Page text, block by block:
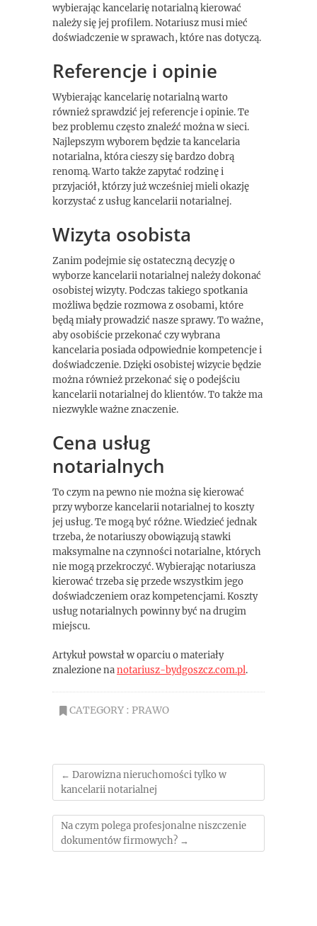
wybierając kancelarię notarialną kierować
należy się jej profilem. Notariusz musi mieć
doświadczenie w sprawach, które nas dotyczą.
Referencje i opinie
Wybierając kancelarię notarialną warto
również sprawdzić jej referencje i opinie. Te
bez problemu często znaleźć można w sieci.
Najlepszym wyborem będzie ta kancelaria
notarialna, która cieszy się bardzo dobrą
renomą. Warto także zapytać rodzinę i
przyjaciół, którzy już wcześniej mieli okazję
korzystać z usług kancelarii notarialnej.
Wizyta osobista
Zanim podejmie się ostateczną decyzję o
wyborze kancelarii notarialnej należy dokonać
osobistej wizyty. Podczas takiego spotkania
możliwa będzie rozmowa z osobami, które
będą miały prowadzić nasze sprawy. To ważne,
aby osobiście przekonać czy wybrana
kancelaria posiada odpowiednie kompetencje i
doświadczenie. Dzięki osobistej wizycie będzie
można również przekonać się o podejściu
kancelarii notarialnej do klientów. To także ma
niezwykle ważne znaczenie.
Cena usług
notarialnych
To czym na pewno nie można się kierować
przy wyborze kancelarii notarialnej to koszty
jej usług. Te mogą być różne. Wiedzieć jednak
trzeba, że notariuszy obowiązują stawki
maksymalne na czynności notarialne, których
nie mogą przekroczyć. Wybierając notariusza
kierować trzeba się przede wszystkim jego
doświadczeniem oraz kompetencjami. Koszty
usług notarialnych powinny być na drugim
miejscu.
Artykuł powstał w oparciu o materiały
znalezione nanotariusz-bydgoszcz.com.pl.
CATEGORY : PRAWO
← Darowizna nieruchomości tylko w
kancelarii notarialnej
Na czym polega profesjonalne niszczenie
dokumentów firmowych? →